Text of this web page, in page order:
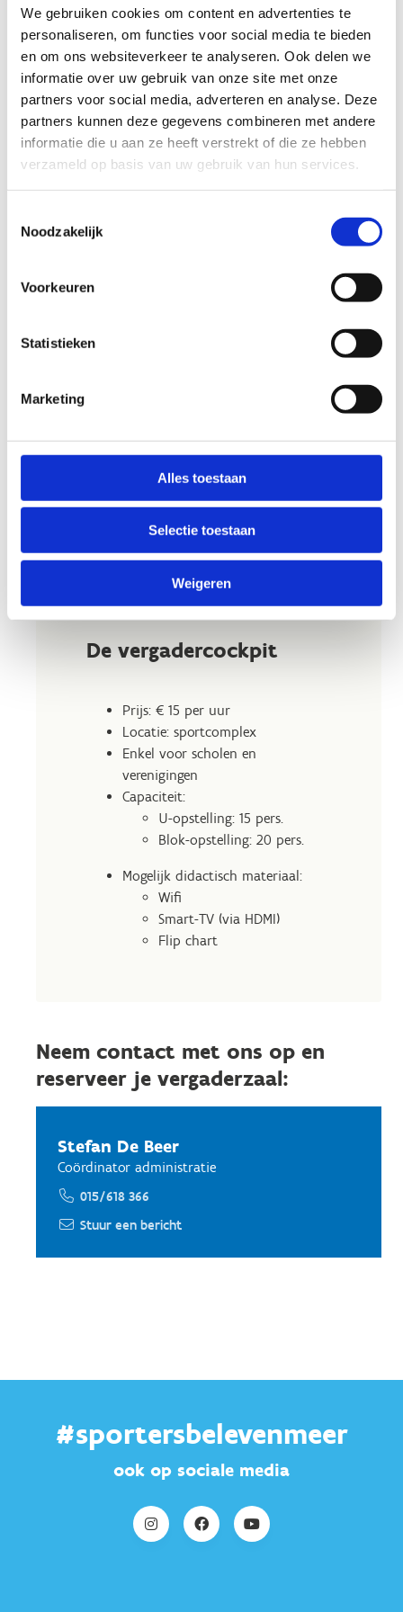
We gebruiken cookies om content en advertenties te
personaliseren, om functies voor social media te bieden
en om ons websiteverkeer te analyseren. Ook delen we
informatie over uw gebruik van onze site met onze
partners voor social media, adverteren en analyse. Deze
partners kunnen deze gegevens combineren met andere
informatie die u aan ze heeft verstrekt of die ze hebben
verzameld op basis van uw gebruik van hun services.
Noodzakelijk
Voorkeuren
Statistieken
Marketing
Alles toestaan
Selectie toestaan
Weigeren
Locatie: sportverblijf centrum
Capaciteit:
U-opstelling: 14 pers.
School-opstelling: 24 pers.
Blok-opstelling: 12-18 pers.
Carré-opstelling: 18 pers.
Theater-opstelling: 32 pers.
De vergadercockpit
Prijs: € 15 per uur
Locatie: sportcomplex
Enkel voor scholen en
verenigingen
Capaciteit:
U-opstelling: 15 pers.
Blok-opstelling: 20 pers.
Mogelijk didactisch materiaal:
Wifi
Smart-TV (via HDMI)
Flip chart
Neem contact met ons op en
reserveer je vergaderzaal:
Stefan De Beer
Coördinator administratie
015/618 366
Stuur een bericht
#sportersbelevenmeer
ook op sociale media